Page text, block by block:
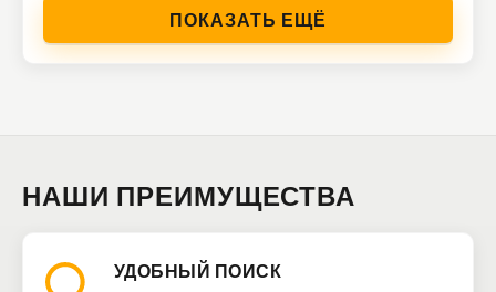
ПОКАЗАТЬ ЕЩЁ
НАШИ ПРЕИМУЩЕСТВА
УДОБНЫЙ ПОИСК